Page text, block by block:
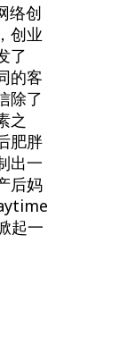
络创
创业
了
的客
除了
之
肥胖
出一
后妈
起一